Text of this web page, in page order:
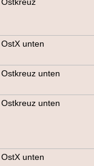
Ostkreuz
OstX unten
Ostkreuz unten
Ostkreuz unten
OstX unten